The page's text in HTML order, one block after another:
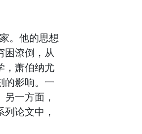
。他的思想
困潦倒，从
，萧伯纳尤
的影响。一
一方面，
论文中，